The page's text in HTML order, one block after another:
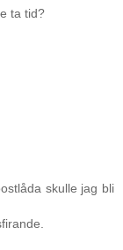
ta tid?
skulle jag bli